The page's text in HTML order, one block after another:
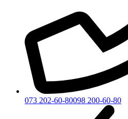
073 202-60-80098 200-60-80